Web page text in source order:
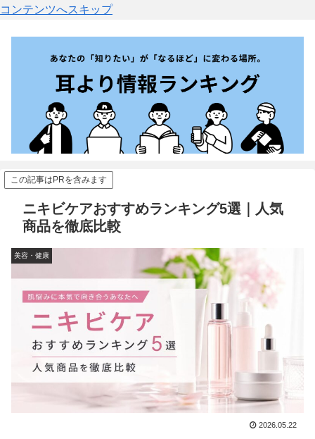
コンテンツへスキップ
この記事はPRを含みます
ニキビケアおすすめランキング5選｜人気
商品を徹底比較
美容・健康
2026.05.22